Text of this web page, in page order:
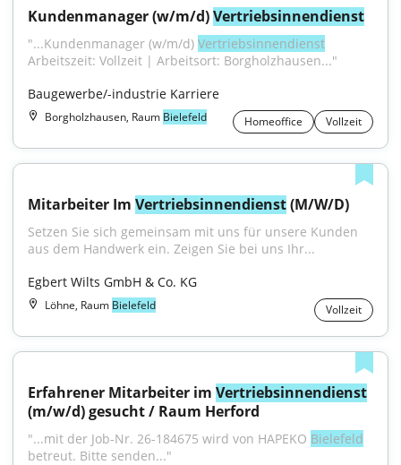
Kundenmanager (w/m/d) Vertriebsinnendienst
"...Kundenmanager (w/m/d) Vertriebsinnendienst
Arbeitszeit: Vollzeit | Arbeitsort: Borgholzhausen..."
Baugewerbe/-industrie Karriere
Borgholzhausen, Raum Bielefeld Homeoffice Vollzeit
Mitarbeiter Im Vertriebsinnendienst (M/W/D)
Setzen Sie sich gemeinsam mit uns für unsere Kunden
aus dem Handwerk ein. Zeigen Sie bei uns Ihr...
Egbert Wilts GmbH & Co. KG
Löhne, Raum Bielefeld Vollzeit
Erfahrener Mitarbeiter im Vertriebsinnendienst
(m/w/d) gesucht / Raum Herford
"...mit der Job-Nr. 26-184675 wird von HAPEKO Bielefeld
betreut. Bitte senden..."